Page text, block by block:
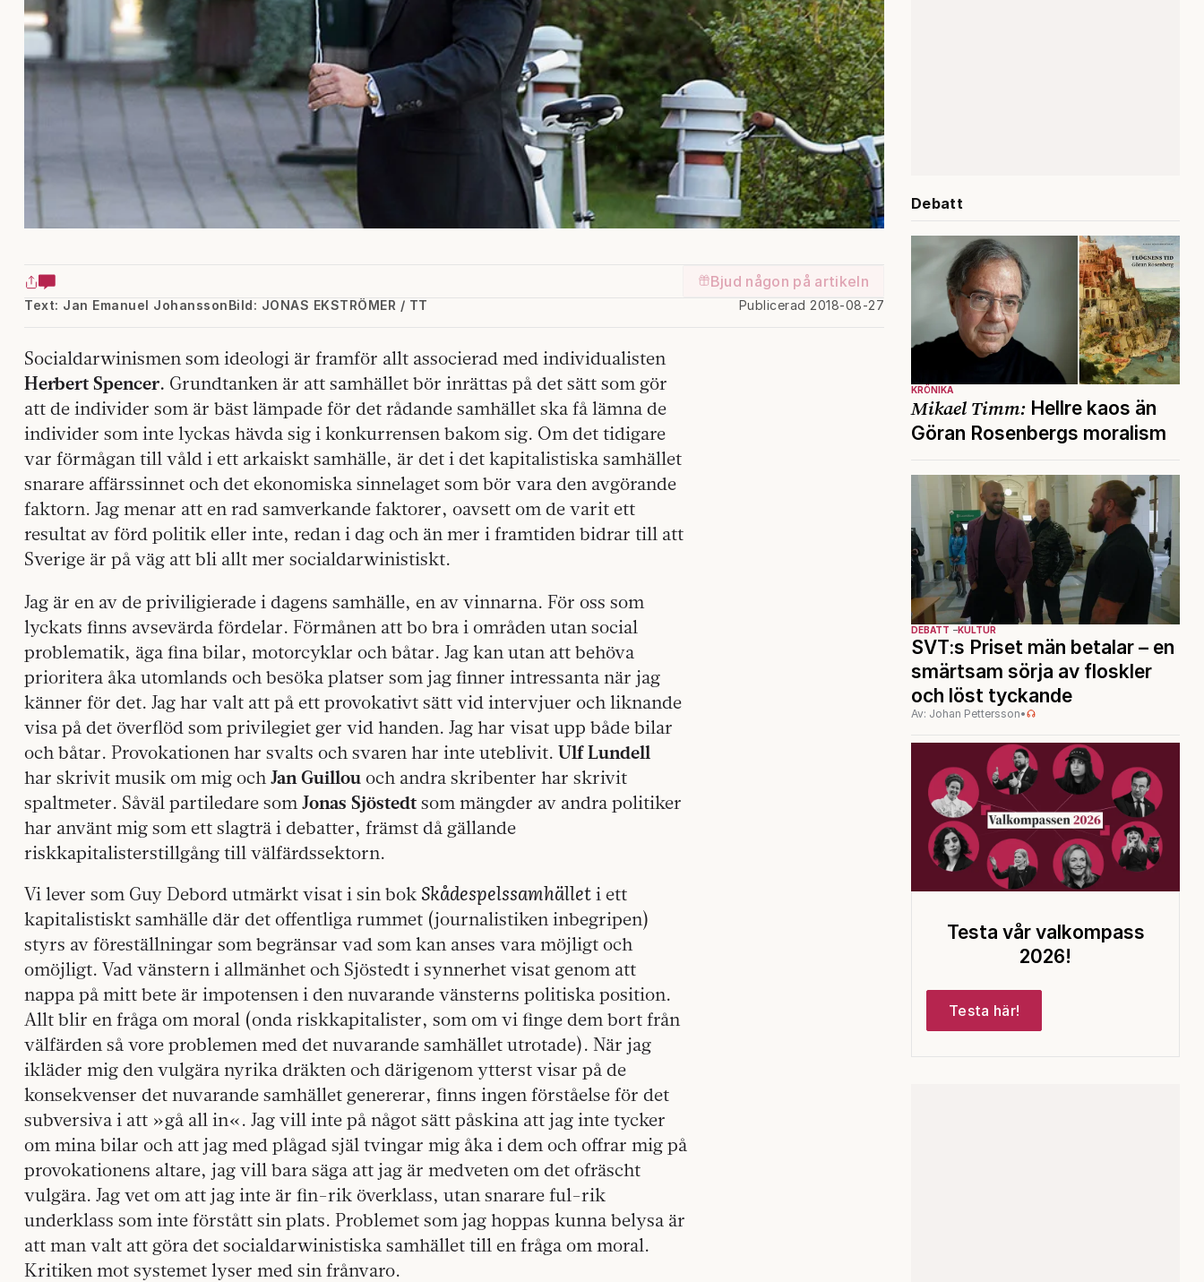
Bjud någon på artikeln
Text: Jan Emanuel Johansson Publicerad 2018-08-27
Bild: JONAS EKSTRÖMER / TT
Socialdarwinismen som ideologi är framför allt associerad med individualisten
Herbert Spencer. Grundtanken är att samhället bör inrättas på det sätt som gör
att de individer som är bäst lämpade för det rådande samhället ska få lämna de
individer som inte lyckas hävda sig i konkurrensen bakom sig. Om det tidigare
var förmågan till våld i ett arkaiskt samhälle, är det i det kapitalistiska samhället
snarare affärssinnet och det ekonomiska sinnelaget som bör vara den avgörande
faktorn. Jag menar att en rad samverkande faktorer, oavsett om de varit ett
resultat av förd politik eller inte, redan i dag och än mer i framtiden bidrar till att
Sverige är på väg att bli allt mer socialdarwinistiskt.
Jag är en av de priviligierade i dagens samhälle, en av vinnarna. För oss som
lyckats finns avsevärda fördelar. Förmånen att bo bra i områden utan social
problematik, äga fina bilar, motorcyklar och båtar. Jag kan utan att behöva
prioritera åka utomlands och besöka platser som jag finner intressanta när jag
känner för det. Jag har valt att på ett provokativt sätt vid intervjuer och liknande
visa på det överflöd som privilegiet ger vid handen. Jag har visat upp både bilar
och båtar. Provokationen har svalts och svaren har inte uteblivit. Ulf Lundell
har skrivit musik om mig ochJan Guillou och andra skribenter har skrivit
spaltmeter. Såväl partiledare somJonas Sjöstedt som mängder av andra politiker
har använt mig som ett slagträ i debatter, främst då gällande
riskkapitalisterstillgång till välfärdssektorn.
Vi lever som Guy Debord utmärkt visat i sin bok Skådespelssamhället i ett
kapitalistiskt samhälle där det offentliga rummet (journalistiken inbegripen)
styrs av föreställningar som begränsar vad som kan anses vara möjligt och
omöjligt. Vad vänstern i allmänhet och Sjöstedt i synnerhet visat genom att
nappa på mitt bete är impotensen i den nuvarande vänsterns politiska position.
Allt blir en fråga om moral (onda riskkapitalister, som om vi finge dem bort från
välfärden så vore problemen med det nuvarande samhället utrotade). När jag
ikläder mig den vulgära nyrika dräkten och därigenom ytterst visar på de
konsekvenser det nuvarande samhället genererar, finns ingen förståelse för det
subversiva i att »gå all in«. Jag vill inte på något sätt påskina att jag inte tycker
om mina bilar och att jag med plågad själ tvingar mig åka i dem och offrar mig på
provokationens altare, jag vill bara säga att jag är medveten om det ofräscht
vulgära. Jag vet om att jag inte är fin-rik överklass, utan snarare ful-rik
underklass som inte förstått sin plats. Problemet som jag hoppas kunna belysa är
att man valt att göra det socialdarwinistiska samhället till en fråga om moral.
Kritiken mot systemet lyser med sin frånvaro.
Debatt
KRÖNIKA
Mikael Timm: Hellre kaos än
Göran Rosenbergs moralism
DEBATT KULTUR
SVT:s Priset män betalar – en
smärtsam sörja av floskler
och löst tyckande
Av: Johan Pettersson•
Testa vår valkompass
2026!
Testa här!